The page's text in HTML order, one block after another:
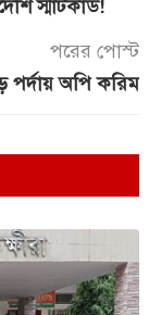
স্মার্টকার্ড!
পরের পোস্ট
অপি করিম